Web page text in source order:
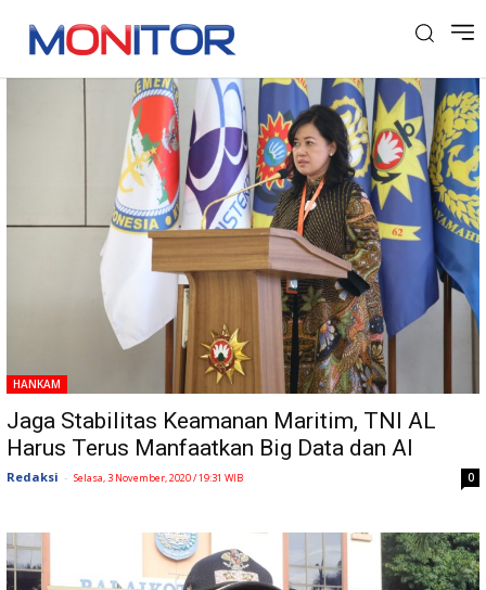
Tag: Big Data
HANKAM
Jaga Stabilitas Keamanan Maritim, TNI AL
Harus Terus Manfaatkan Big Data dan AI
Redaksi - Selasa, 3 November, 2020 / 19:31 WIB 0